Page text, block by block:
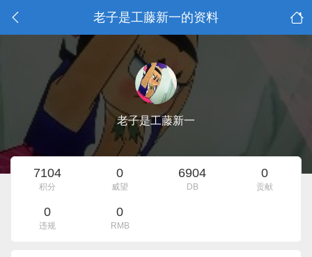
老子是工藤新一的资料
老子是工藤新一
7104
积分
0
威望
6904
DB
0
贡献
0
违规
0
RMB